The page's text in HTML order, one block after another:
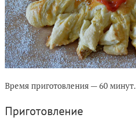
Время приготовления — 60 минут.
Приготовление